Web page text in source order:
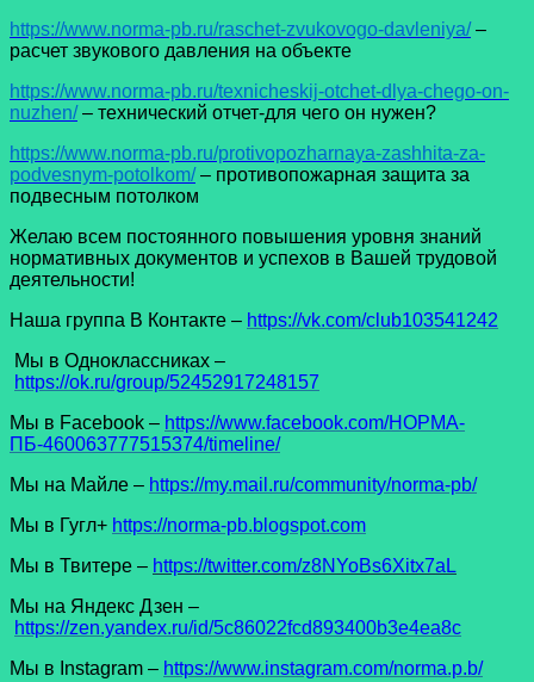
https://www.norma-pb.ru/raschet-zvukovogo-davleniya/–
расчет звукового давления на объекте
https://www.norma-pb.ru/texnicheskij-otchet-dlya-chego-on-
nuzhen/– технический отчет-для чего он нужен?
https://www.norma-pb.ru/protivopozharnaya-zashhita-za-
podvesnym-potolkom/– противопожарная защита за
подвесным потолком
Желаю всем постоянного повышения уровня знаний
нормативных документов и успехов в Вашей трудовой
деятельности!
Наша группа В Контакте – https://vk.com/club103541242
Мы в Одноклассниках –
https://ok.ru/group/52452917248157
Мы в Facеbook – https://www.facebook.com/НОРМА-
ПБ-460063777515374/timeline/
Мы на Майле – https://my.mail.ru/community/norma-pb/
Мы в Гугл+ https://norma-pb.blogspot.com
Мы в Твитере – https://twitter.com/z8NYoBs6Xitx7aL
Мы на Яндекс Дзен –
https://zen.yandex.ru/id/5c86022fcd893400b3e4ea8c
Мы в Instagram – https://www.instagram.com/norma.p.b/